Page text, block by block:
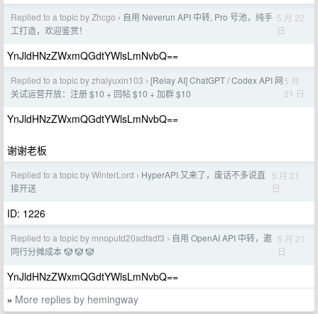
Replied to a topic by Zhcgo › 自用 Neverun API 中转, Pro 号池，纯手
工打造，欢迎鉴赏！
5 月 22
日
YnJldHNzZWxmQGdtYWlsLmNvbQ==
Replied to a topic by zhaiyuxin103 › [Relay AI] ChatGPT / Codex API 网
关试运营开放：注册 $10 + 回帖 $10 + 加群 $10
5 月
21 日
YnJldHNzZWxmQGdtYWlsLmNvbQ==
谢谢老板
Replied to a topic by WinterLord › HyperAPI 又来了，废话不多说直
接开送
5 月 21
日
ID: 1226
Replied to a topic by mnoputd20adfadf3 › 自用 OpenAI API 中转，邀
同行分摊成本 🤡 🤡 🤡
5 月 21
日
YnJldHNzZWxmQGdtYWlsLmNvbQ==
» More replies by hemingway